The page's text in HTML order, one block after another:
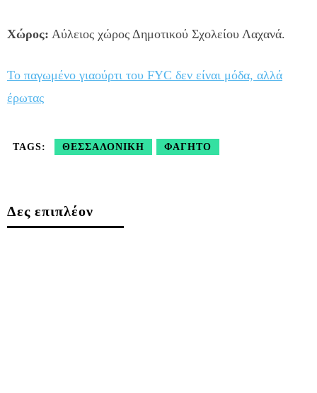
Χώρος: Αύλειος χώρος Δημοτικού Σχολείου Λαχανά.
Το παγωμένο γιαούρτι του FYC δεν είναι μόδα, αλλά
έρωτας
TAGS: ΘΕΣΣΑΛΟΝΊΚΗ ΦΑΓΗΤΌ
Δες επιπλέον